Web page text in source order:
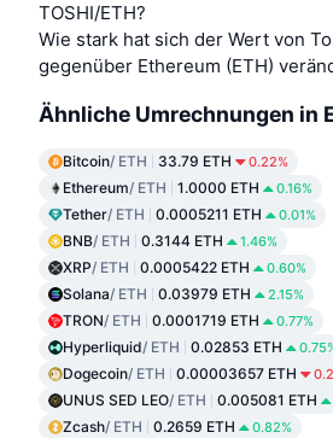
TOSHI/ETH?
Wie stark hat sich der Wert von
gegenüber Ethereum (ETH)
Ähnliche Umrechnungen in
Bitcoin/ ETH 33.79 ETH 0.22%
Ethereum/ ETH 1.0000 ETH 0.16%
Tether/ ETH 0.0005211 ETH 0.01%
BNB/ ETH 0.3144 ETH 1.46%
XRP/ ETH 0.0005422 ETH 0.60%
Solana/ ETH 0.03979 ETH 2.15%
TRON/ ETH 0.0001719 ETH 0.77%
Hyperliquid/ ETH 0.02853 ETH
Dogecoin/ ETH 0.00003657 ETH
UNUS SED LEO/ ETH 0.005081 ETH
Zcash/ ETH 0.2659 ETH 0.82%